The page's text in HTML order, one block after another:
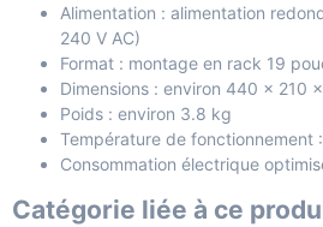
Alimentation : alimentation
240 V AC)
Format : montage en rack 19
Dimensions : environ 440 x 210
Poids : environ 3.8 kg
Température de fonctionnement
Consommation électrique
Catégorie liée à ce